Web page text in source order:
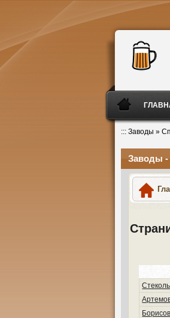
::: Заводы »
Заводы -